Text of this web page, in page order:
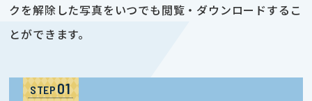
クを解除した写真をいつでも閲覧・ダウンロードするこ
とができます。
STEP